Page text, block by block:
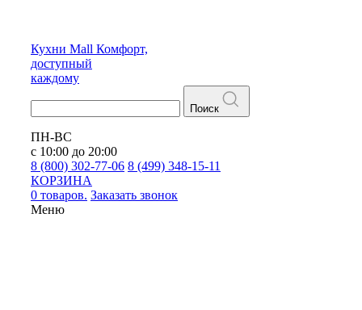
Кухни Mall Комфорт,
доступный
каждому
Поиск
ПН-ВС
с 10:00 до 20:00
8 (800) 302-77-06 8 (499) 348-15-11
КОРЗИНА
0 товаров. Заказать звонок
Меню